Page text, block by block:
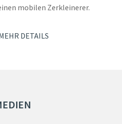
mobilen Zerkleinerer.
DETAILS